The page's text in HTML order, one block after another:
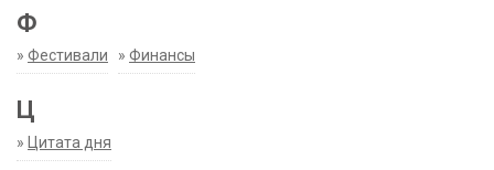
Ф
» Фестивали » Финансы
Ц
» Цитата дня